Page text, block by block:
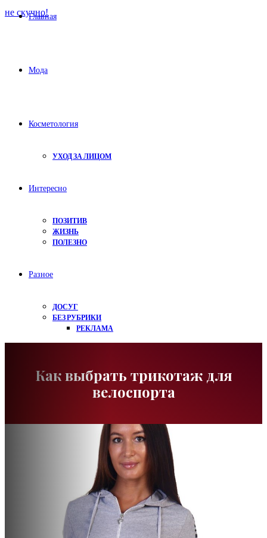
не скучно!
Главная
Мода
Косметология
УХОД ЗА ЛИЦОМ
Интересно
ПОЗИТИВ
ЖИЗНЬ
ПОЛЕЗНО
Разное
ДОСУГ
БЕЗ РУБРИКИ
РЕКЛАМА
Как выбрать трикотаж для
велоспорта